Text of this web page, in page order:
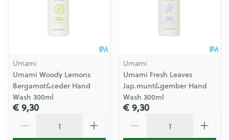
Umami
Umami Woody Lemons
Bergamot&ceder Hand
Wash 300ml
€ 9,30
Umami
Umami Fresh Leaves
Jap.munt&gember Hand
Wash 300ml
€ 9,30